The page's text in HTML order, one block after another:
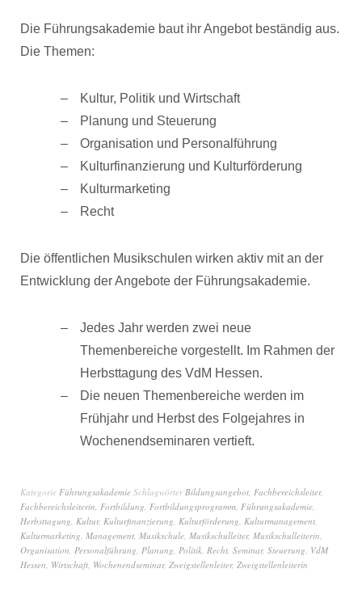
Die Führungsakademie baut ihr Angebot beständig aus.
Die Themen:
Kultur, Politik und Wirtschaft
Planung und Steuerung
Organisation und Personalführung
Kulturfinanzierung und Kulturförderung
Kulturmarketing
Recht
Die öffentlichen Musikschulen wirken aktiv mit an der
Entwicklung der Angebote der Führungsakademie.
Jedes Jahr werden zwei neue
Themenbereiche vorgestellt. Im Rahmen der
Herbsttagung des VdM Hessen.
Die neuen Themenbereiche werden im
Frühjahr und Herbst des Folgejahres in
Wochenendseminaren vertieft.
Kategorie Führungsakademie SchlagwörterBildungsangebot, Fachbereichsleiter,
Fachbereichsleiterin, Fortbildung, Fortbildungsprogramm, Führungsakademie,
Herbsttagung, Kultur, Kulturfinanzierung, Kulturförderung, Kulturmanagement,
Kulturmarketing, Management, Musikschule, Musikschulleiter, Musikschulleiterin,
Organisation, Personalführung, Planung, Politik, Recht, Seminar, Steuerung, VdM
Hessen, Wirtschaft, Wochenendseminar, Zweigstellenleiter, Zweigstellenleiterin